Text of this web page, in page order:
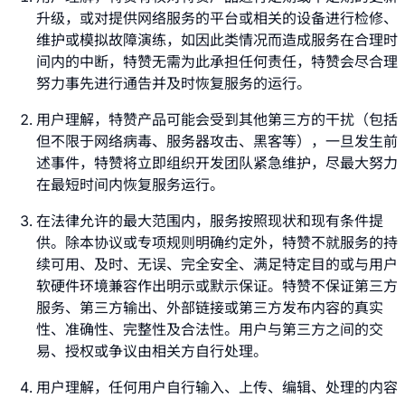
升级，或对提供网络服务的平台或相关的设备进行检修、
维护或模拟故障演练，如因此类情况而造成服务在合理时
间内的中断，特赞无需为此承担任何责任，特赞会尽合理
努力事先进行通告并及时恢复服务的运行。
用户理解，特赞产品可能会受到其他第三方的干扰（包括
但不限于网络病毒、服务器攻击、黑客等），一旦发生前
述事件，特赞将立即组织开发团队紧急维护，尽最大努力
在最短时间内恢复服务运行。
在法律允许的最大范围内，服务按照现状和现有条件提
供。除本协议或专项规则明确约定外，特赞不就服务的持
续可用、及时、无误、完全安全、满足特定目的或与用户
软硬件环境兼容作出明示或默示保证。特赞不保证第三方
服务、第三方输出、外部链接或第三方发布内容的真实
性、准确性、完整性及合法性。用户与第三方之间的交
易、授权或争议由相关方自行处理。
用户理解，任何用户自行输入、上传、编辑、处理的内容